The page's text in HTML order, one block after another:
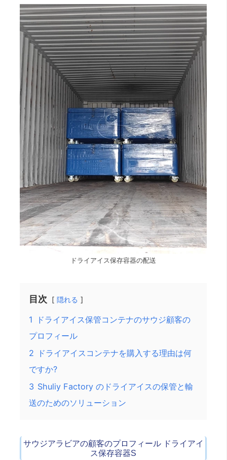
ドライアイス保存容器の配送
目次 隠れる
1
ドライアイス保管コンテナのサウジ顧客の
プロフィール
2
ドライアイスコンテナを購入する理由は何
ですか?
3 Shuliy Factory のドライアイスの保管と輸
送のためのソリューション
サウジアラビアの顧客のプロフィール ドライアイ
ス保存容器S